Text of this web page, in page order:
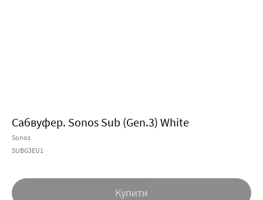
Сабвуфер. Sonos Sub (Gen.3) White
Sonos
SUBG3EU1
Купити